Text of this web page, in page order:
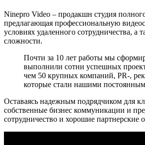
Ninepro Video – продакшн студия
предлагающая профессиональную
условиях удаленного сотрудничества,
сложности.
Почти за 10 лет работы мы
выполнили сотни успешных
чем 50 крупных компаний, PR-,
которые стали нашими
Оставаясь надежным подрядчиком для
собственные бизнес коммуникации и
сотрудничество и хорошие партнерские